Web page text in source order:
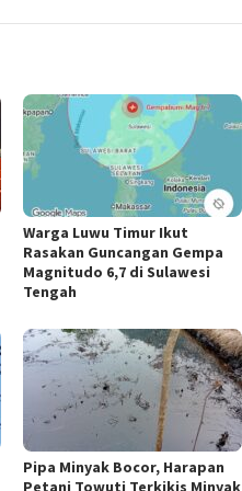
Warga Luwu Timur Ikut
Rasakan Guncangan Gempa
Magnitudo 6,7 di Sulawesi
Tengah
Pipa Minyak Bocor, Harapan
Petani Towuti Terkikis Minyak